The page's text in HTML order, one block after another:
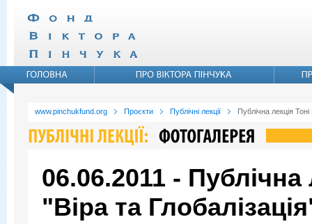
www.pinchukfund.org Проєкти Публічні лекції Публічна лекція
06.06.2011 -
"Віра та